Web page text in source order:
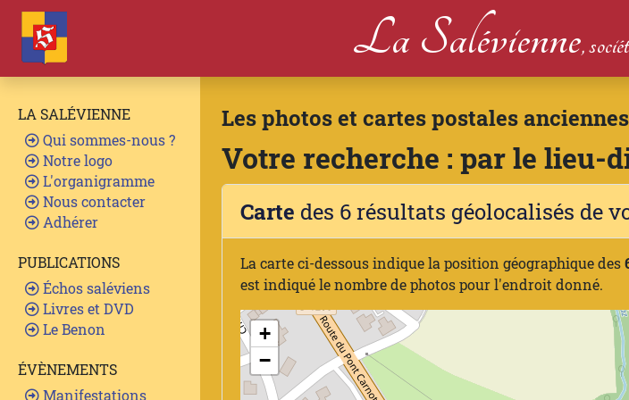
La Salévienne,
LA SALÉVIENNE
Qui sommes-nous ?
Notre logo
L'organigramme
Nous contacter
Adhérer
PUBLICATIONS
Échos saléviens
Livres et DVD
Le Benon
ÉVÈNEMENTS
Manifestations
Les photos et cartes postales anciennes
Votre recherche : par le lieu-
Carte des 6 résultats géolocalisés de
La carte ci-dessous indique la position géographique des
est indiqué le nombre de photos pour l'endroit donné.
+
−